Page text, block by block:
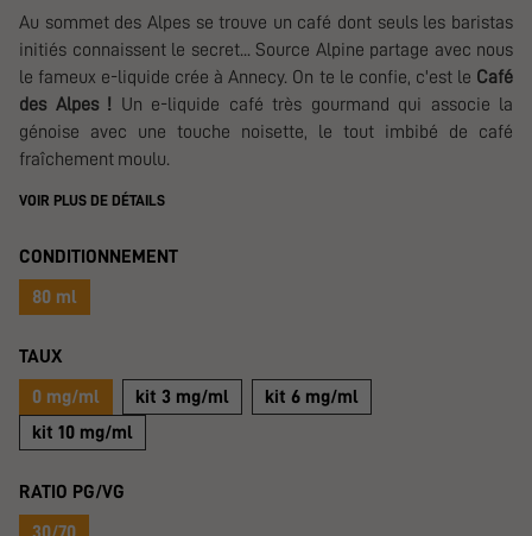
Au sommet des Alpes se trouve un café dont seuls les baristas
initiés connaissent le secret... Source Alpine partage avec nous
le fameux e-liquide crée à Annecy. On te le confie, c'est le Café
des Alpes ! Un e-liquide café très gourmand qui associe la
génoise avec une touche noisette, le tout imbibé de café
fraîchement moulu.
VOIR PLUS DE DÉTAILS
CONDITIONNEMENT
80 ml
TAUX
0 mg/ml kit 3 mg/ml
kit 6 mg/ml
kit 10 mg/ml
RATIO PG/VG